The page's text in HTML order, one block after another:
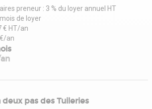
preneur : 3 % du loyer annuel HT
de loyer
€ HT/an
an
deux pas des Tuileries